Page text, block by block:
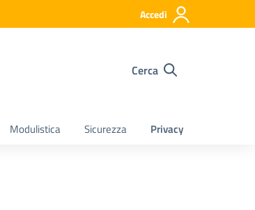
Accedi
Cerca
Modulistica Sicurezza Privacy